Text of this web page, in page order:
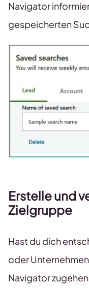
Navigator
gespeicherten
Erstelle und
Zielgruppe
Hast du dich
oder
Navigator